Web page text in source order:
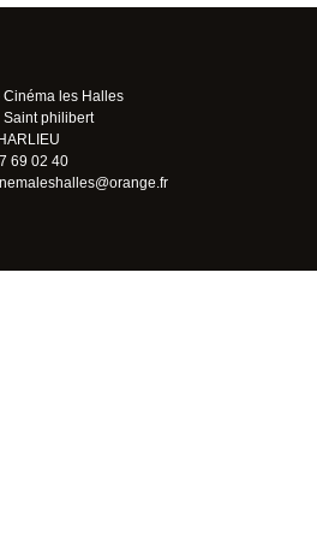
les Halles
Saint philibert
69 02 40